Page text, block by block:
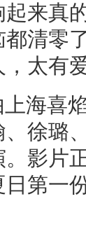
来真
清零
太有
海喜
徐璐
影片
第一